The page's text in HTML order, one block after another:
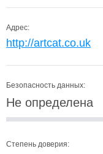
Адрес:
http://artcat.co.uk
Безопасность данных:
Не определена
Степень доверия: